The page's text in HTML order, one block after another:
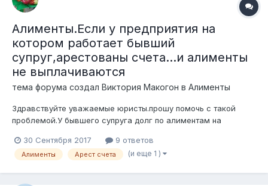
Алименты.Если у предприятия на
котором работает бывший
супруг,арестованы счета...и алименты
не выплачиваются
тема форума создал Виктория Макогон в Алименты
Здравствуйте уважаемые юристы.прошу помочь с такой
проблемой.У бывшего супруга долг по алиментам на
месяцев назад устроился на предприятие,оплата была
несколько месяцев.потом платежи прекратились.через
30 Сентября 2017 9 ответов
Алименты Арест счета (и еще 1 )